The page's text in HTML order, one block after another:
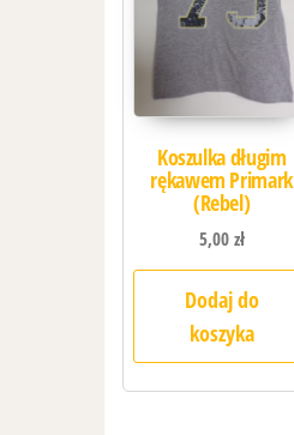
Koszulka długim
rękawem Primark
(Rebel)
5,00zł
Dodaj do
koszyka